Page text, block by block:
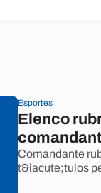
Esportes
Elenco
Comandante
t&iacute;tulos